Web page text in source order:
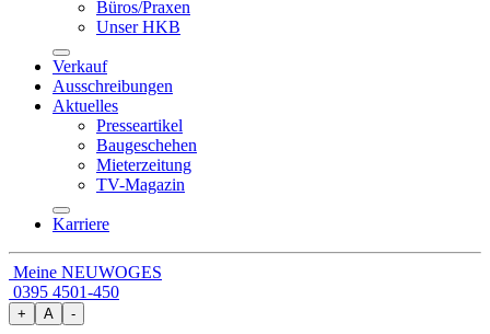
Büros/Praxen
Unser HKB
Verkauf
Ausschreibungen
Aktuelles
Presseartikel
Baugeschehen
Mieterzeitung
TV-Magazin
Karriere
Meine NEUWOGES
0395 4501-450
+ A -